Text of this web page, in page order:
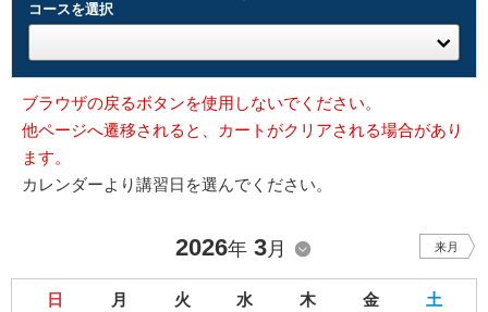
コースを選択
ブラウザの戻るボタンを使用しないでください。
他ページへ遷移されると、カートがクリアされる場合があり
ます。
カレンダーより講習日を選んでください。
2026年 3月 来月
日 月 火 水 木 金 土